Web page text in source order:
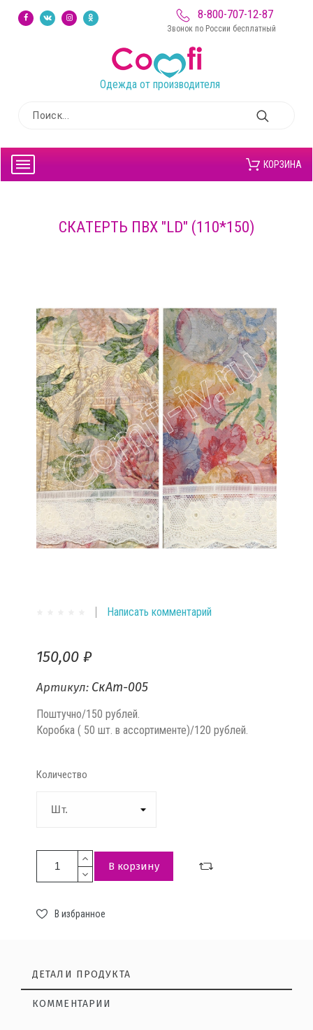
8-800-707-12-87
Звонок по России бесплатный
Одежда от производителя
КОРЗИНА
СКАТЕРТЬ ПВХ "LD" (110*150)
Написать комментарий
150,00 ₽
Артикул: СкАт-005
Поштучно/150 рублей.
Коробка ( 50 шт. в ассортименте)/120 рублей.
Количество
В корзину
В избранное
ДЕТАЛИ ПРОДУКТА
КОММЕНТАРИИ